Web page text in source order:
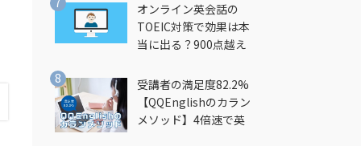
オンライン英会話の
TOEIC対策で効果は本
当に出る？900点越え
受講者の満足度82.2%
【QQEnglishのカラン
メソッド】4倍速で英